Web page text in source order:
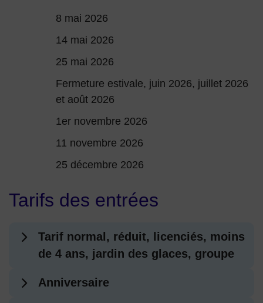
8 mai 2026
14 mai 2026
25 mai 2026
Fermeture estivale, juin 2026, juillet 2026
et août 2026
1er novembre 2026
11 novembre 2026
25 décembre 2026
Tarifs des entrées
Tarif normal, réduit, licenciés, moins
de 4 ans, jardin des glaces, groupe
Anniversaire